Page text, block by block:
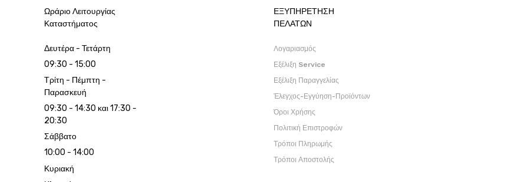
Ωράριο Λειτουργίας
Καταστήματος
Δευτέρα - Τετάρτη
09:30 - 15:00
Τρίτη - Πέμπτη -
Παρασκευή
09:30 - 14:30 και 17:30 -
20:30
Σάββατο
10:00 - 14:00
Κυριακή
ΕΞΥΠΗΡΕΤΗΣΗ
ΠΕΛΑΤΩΝ
Λογαριασμός
Εξέλιξη Service
Εξέλιξη Παραγγελίας
Έλεγχος-Εγγύηση-Προϊόντων
Όροι Χρήσης
Πολιτική Επιστροφών
Τρόποι Πληρωμής
Τρόποι Αποστολής